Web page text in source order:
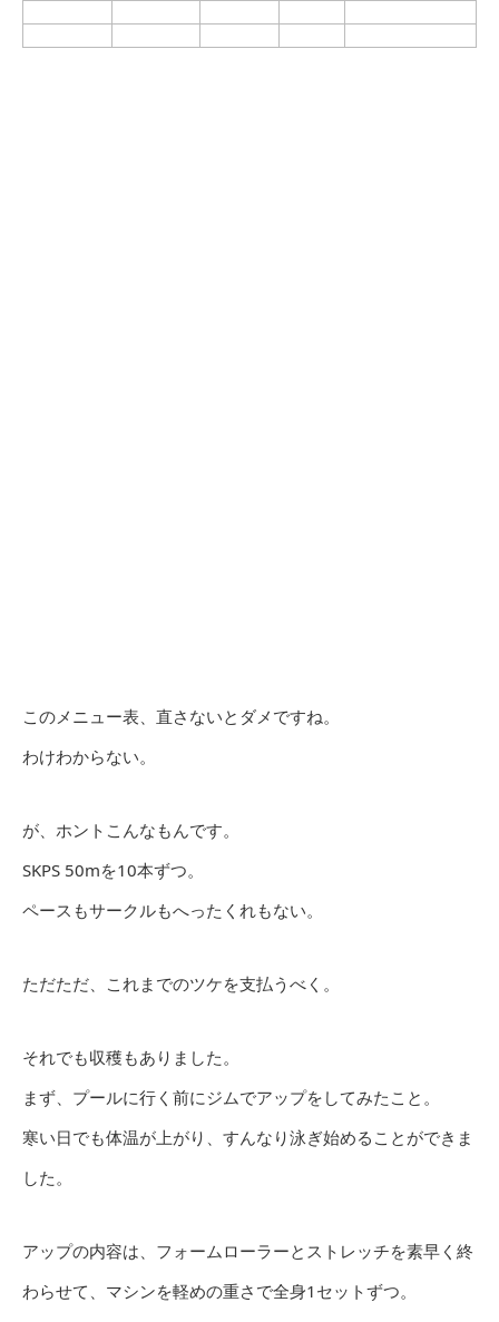
このメニュー表、直さないとダメですね。
わけわからない。
が、ホントこんなもんです。
SKPS 50mを10本ずつ。
ペースもサークルもへったくれもない。
ただただ、これまでのツケを支払うべく。
それでも収穫もありました。
まず、プールに行く前にジムでアップをしてみたこと。
寒い日でも体温が上がり、すんなり泳ぎ始めることができま
した。
アップの内容は、フォームローラーとストレッチを素早く終
わらせて、マシンを軽めの重さで全身1セットずつ。